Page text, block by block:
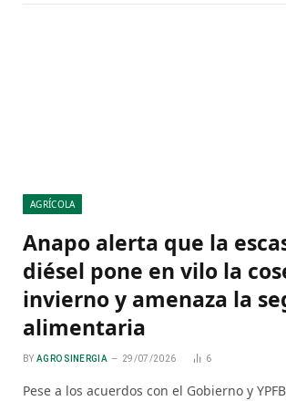
AGRÍCOLA
Anapo alerta que la
diésel pone en vilo la
invierno y amenaza la
alimentaria
BY AGRO SINERGIA 29/07/2026 6
Pese a los acuerdos con el Gobierno y